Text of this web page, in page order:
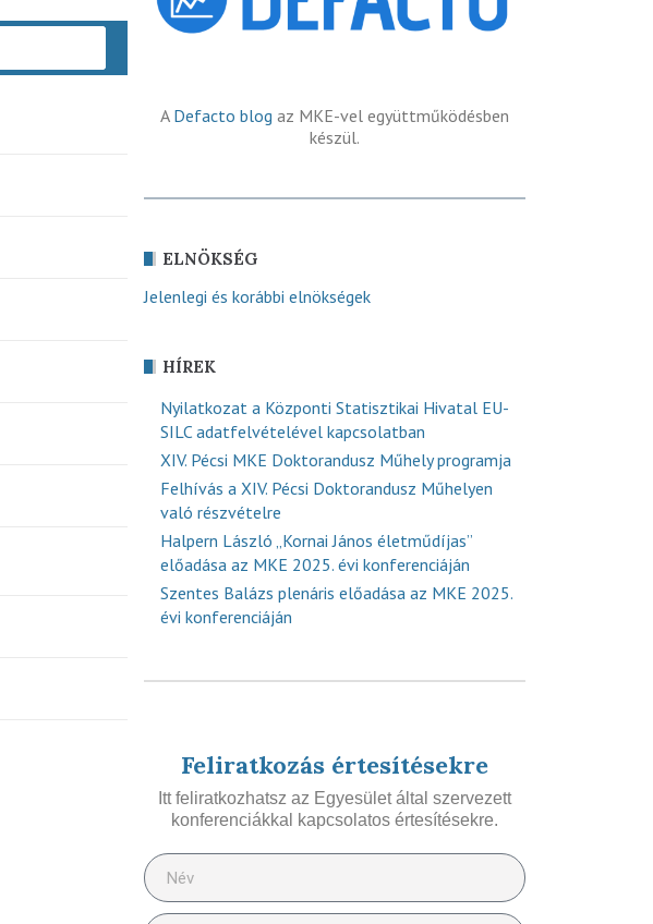
A Defacto blog az MKE-vel együttműködésben
készül.
ELNÖKSÉG
Jelenlegi és korábbi elnökségek
HÍREK
Nyilatkozat a Központi Statisztikai Hivatal EU-
SILC adatfelvételével kapcsolatban
XIV. Pécsi MKE Doktorandusz Műhely programja
Felhívás a XIV. Pécsi Doktorandusz Műhelyen
való részvételre
Halpern László „Kornai János életműdíjas”
előadása az MKE 2025. évi konferenciáján
Szentes Balázs plenáris előadása az MKE 2025.
évi konferenciáján
Feliratkozás értesítésekre
Itt feliratkozhatsz az Egyesület által szervezett
konferenciákkal kapcsolatos értesítésekre.